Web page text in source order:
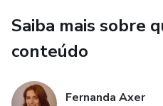
Saiba mais sobre
conteúdo
Fernanda Axer